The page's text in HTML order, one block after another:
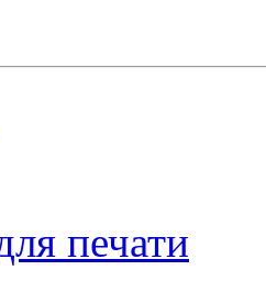
печати